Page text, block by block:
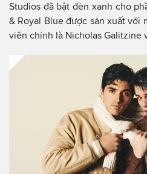
Studios đã bật đèn xanh cho
& Royal Blue được sản xuất với
viên chính là Nicholas Galitzine